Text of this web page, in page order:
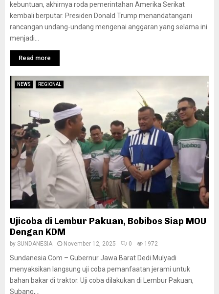
kebuntuan, akhirnya roda pemerintahan Amerika Serikat
kembali berputar. Presiden Donald Trump menandatangani
rancangan undang-undang mengenai anggaran yang selama ini
menjadi...
Read more
NEWS REGIONAL
Ujicoba di Lembur Pakuan, Bobibos Siap MOU
Dengan KDM
by SUNDANESIA November 12, 2025 0 1972
Sundanesia.Com – Gubernur Jawa Barat Dedi Mulyadi
menyaksikan langsung uji coba pemanfaatan jerami untuk
bahan bakar di traktor. Uji coba dilakukan di Lembur Pakuan,
Subang,...